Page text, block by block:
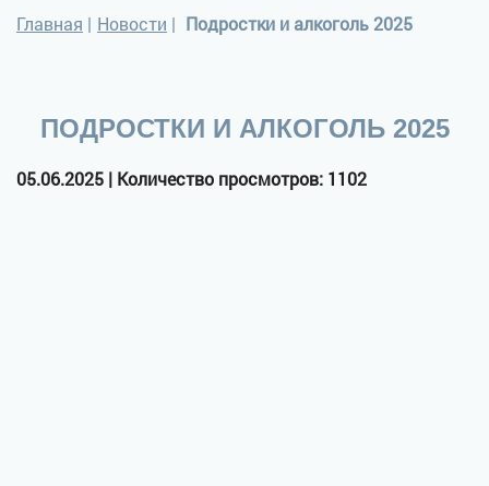
Главная | Новости | Подростки и алкоголь 2025
ПОДРОСТКИ И АЛКОГОЛЬ 2025
05.06.2025 | Количество просмотров: 1102